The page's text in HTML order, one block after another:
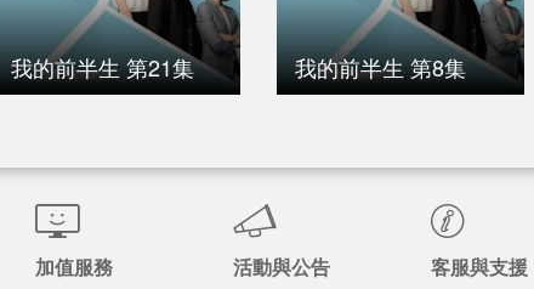
我的前半生 第21集 我的前半生 第8集
加值服務 活動與公告 客服與支援